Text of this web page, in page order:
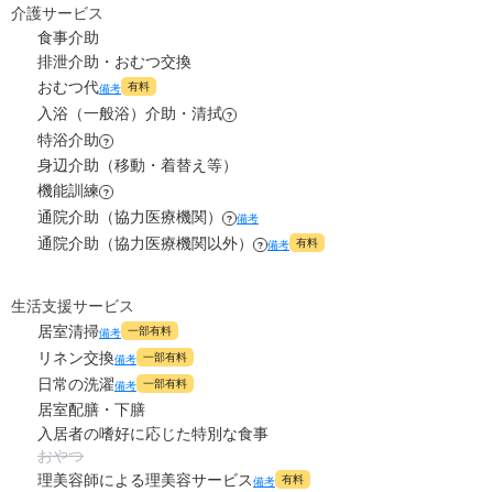
水道・光熱費
上乗せ介護費 ?
その他
介護保険料
管理費
食費 ?
水道・光熱費
上乗せ介護費
その他 0
介護保険料
介護サービス
食事介助
排泄介助・おむつ交換
おむつ代備考 有料
入浴（一般浴）介助・清拭 ?
特浴介助 ?
身辺介助（移動・着替え等）
機能訓練 ?
通院介助（協力医療機関） ? 備考
通院介助（協力医療機関以外） ? 備考 有料
生活支援サービス
居室清掃備考 一部有料
リネン交換備考 一部有料
日常の洗濯備考 一部有料
居室配膳・下膳
入居者の嗜好に応じた特別な食事
おやつ
理美容師による理美容サービス備考 有料